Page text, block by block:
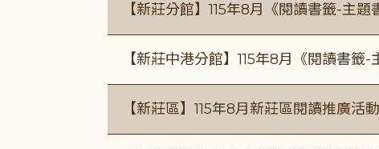
【新莊分館】115年8月《閱讀書籤-主
【新莊中港分館】115年8月《閱讀書籤
【新莊區】115年8月新莊區閱讀推廣活